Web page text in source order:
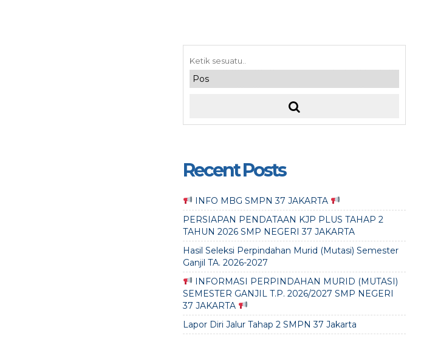
Recent Posts
INFO MBG SMPN 37 JAKARTA
PERSIAPAN PENDATAAN KJP PLUS TAHAP 2
TAHUN 2026 SMP NEGERI 37 JAKARTA
Hasil Seleksi Perpindahan Murid (Mutasi) Semester
Ganjil TA. 2026-2027
INFORMASI PERPINDAHAN MURID (MUTASI)
SEMESTER GANJIL T.P. 2026/2027 SMP NEGERI
37 JAKARTA
Lapor Diri Jalur Tahap 2 SMPN 37 Jakarta